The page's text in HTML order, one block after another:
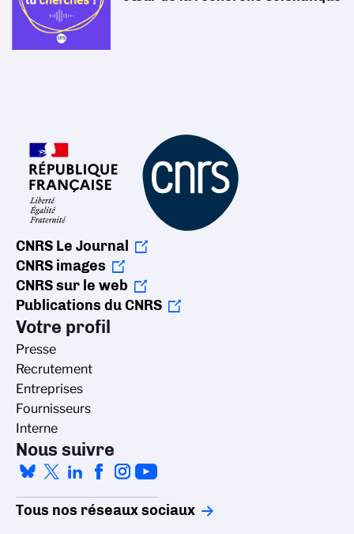
CNRS Le Journal
CNRS images
CNRS sur le web
Publications du CNRS
Votre profil
Presse
Recrutement
Entreprises
Fournisseurs
Interne
Nous suivre
Tous nos réseaux sociaux